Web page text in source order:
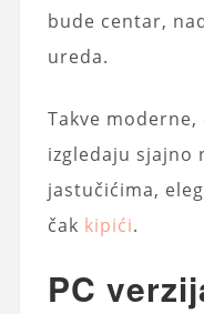
bude centar,
ureda.
Takve
izgledaju sjajno
jastučićima,
čak kipići.
PC